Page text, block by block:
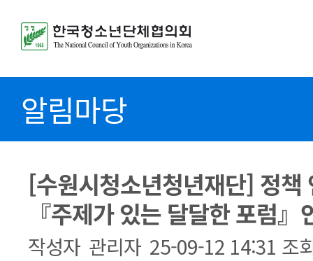
알림마당
[수원시청소년청년재단] 정책
『주제가 있는 달달한 포럼』
작성자 관리자 25-09-12 14:31 조